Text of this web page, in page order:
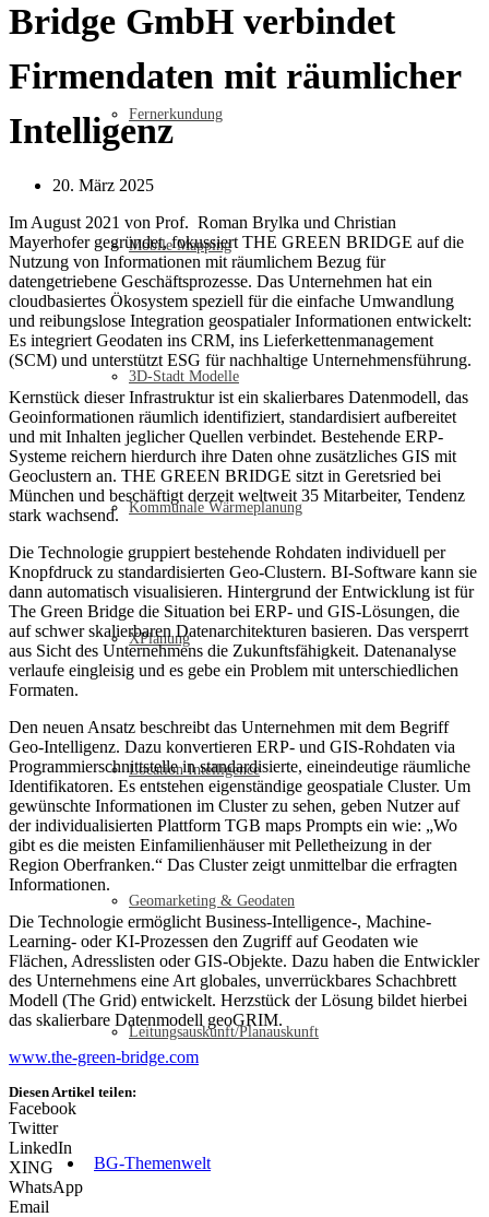
Fernerkundung
Mobile Mapping
3D-Stadt Modelle
Kommunale Wärmeplanung
XPlanung
Location Intelligence
Geomarketing & Geodaten
Leitungsauskunft/Planauskunft
BG-Themenwelt
Bridge GmbH verbindet
Firmendaten mit räumlicher
Intelligenz
20. März 2025
Im August 2021 von Prof. Roman Brylka und Christian
Mayerhofer gegründet, fokussiert THE GREEN BRIDGE auf die
Nutzung von Informationen mit räumlichem Bezug für
datengetriebene Geschäftsprozesse. Das Unternehmen hat ein
cloudbasiertes Ökosystem speziell für die einfache Umwandlung
und reibungslose Integration geospatialer Informationen entwickelt:
Es integriert Geodaten ins CRM, ins Lieferkettenmanagement
(SCM) und unterstützt ESG für nachhaltige Unternehmensführung.
Kernstück dieser Infrastruktur ist ein skalierbares Datenmodell, das
Geoinformationen räumlich identifiziert, standardisiert aufbereitet
und mit Inhalten jeglicher Quellen verbindet. Bestehende ERP-
Systeme reichern hierdurch ihre Daten ohne zusätzliches GIS mit
Geoclustern an. THE GREEN BRIDGE sitzt in Geretsried bei
München und beschäftigt derzeit weltweit 35 Mitarbeiter, Tendenz
stark wachsend.
Die Technologie gruppiert bestehende Rohdaten individuell per
Knopfdruck zu standardisierten Geo-Clustern. BI-Software kann sie
dann automatisch visualisieren. Hintergrund der Entwicklung ist für
The Green Bridge die Situation bei ERP- und GIS-Lösungen, die
auf schwer skalierbaren Datenarchitekturen basieren. Das versperrt
aus Sicht des Unternehmens die Zukunftsfähigkeit. Datenanalyse
verlaufe eingleisig und es gebe ein Problem mit unterschiedlichen
Formaten.
Den neuen Ansatz beschreibt das Unternehmen mit dem Begriff
Geo-Intelligenz. Dazu konvertieren ERP- und GIS-Rohdaten via
Programmierschnittstelle in standardisierte, eineindeutige räumliche
Identifikatoren. Es entstehen eigenständige geospatiale Cluster. Um
gewünschte Informationen im Cluster zu sehen, geben Nutzer auf
der individualisierten Plattform TGB maps Prompts ein wie: „Wo
gibt es die meisten Einfamilienhäuser mit Pelletheizung in der
Region Oberfranken.“ Das Cluster zeigt unmittelbar die erfragten
Informationen.
Die Technologie ermöglicht Business-Intelligence-, Machine-
Learning- oder KI-Prozessen den Zugriff auf Geodaten wie
Flächen, Adresslisten oder GIS-Objekte. Dazu haben die Entwickler
des Unternehmens eine Art globales, unverrückbares Schachbrett
Modell (The Grid) entwickelt. Herzstück der Lösung bildet hierbei
das skalierbare Datenmodell geoGRIM.
www.the-green-bridge.com
Diesen Artikel teilen:
Facebook
Twitter
LinkedIn
XING
WhatsApp
Email